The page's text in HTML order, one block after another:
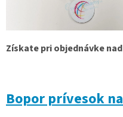
Získate pri objednávke nad
Bopor prívesok